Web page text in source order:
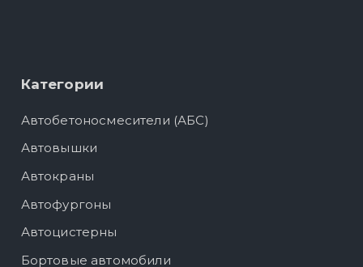
Категории
Автобетоносмесители (АБС)
Автовышки
Автокраны
Автофургоны
Автоцистерны
Бортовые автомобили